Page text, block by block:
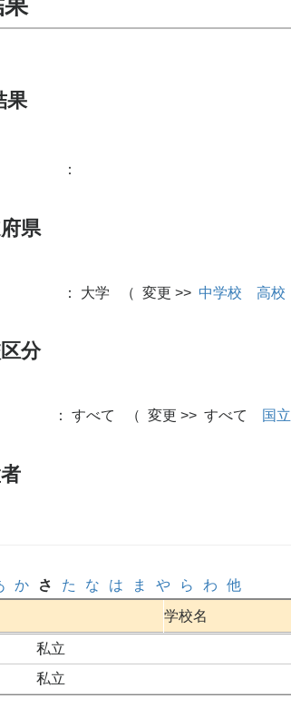
果
県
：
分
： 大学 （ 変更 >> 中学校 高校
： すべて （ 変更 >> すべて 国立
か さ た な は ま や ら わ
他
学校名
私立
私立